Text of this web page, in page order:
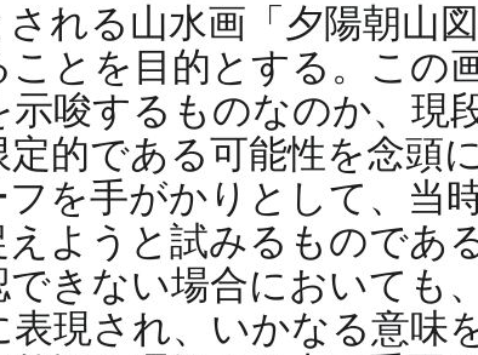
れる山水画「夕陽朝山
とを目的とする。この
唆するものなのか、現
的である可能性を念頭
を手がかりとして、当
ようと試みるものであ
きない場合においても
現され、いかなる意味